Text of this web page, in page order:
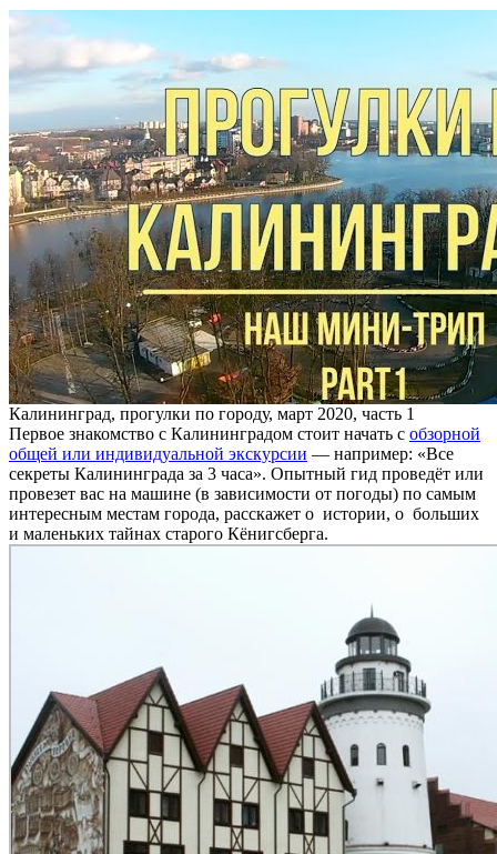
Калининград, прогулки по городу, март 2020, часть 1
Первое знакомство с Калининградом стоит начать с обзорной
общей или индивидуальной экскурсии — например: «Все
секреты Калининграда за 3 часа». Опытный гид проведёт или
провезет вас на машине (в зависимости от погоды) по самым
интересным местам города, расскажет о истории, о больших
и маленьких тайнах старого Кёнигсберга.